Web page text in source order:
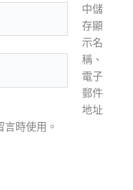
中儲
存顯
示名
稱、
電子
郵件
地址
時使用。